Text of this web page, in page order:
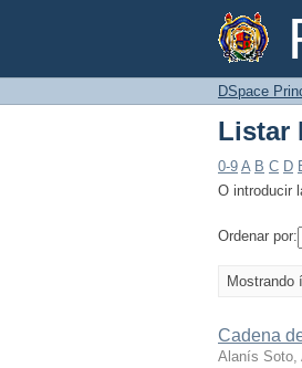
Listar
DSpace
Listar
0-9 A B C D
O introducir
Ordenar por:
Mostrando
Cadena
Alanís Soto,